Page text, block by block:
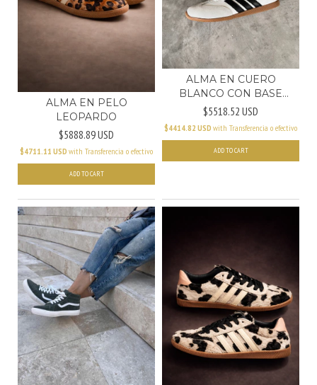
ALMA EN PELO
LEOPARDO
$5888.89 USD
$4711.11 USD with Transferencia o efectivo
ADD TO CART
ALMA EN CUERO
BLANCO CON BASE
CARAMELO
$5518.52 USD
$4414.82 USD with Transferencia o efectivo
ADD TO CART